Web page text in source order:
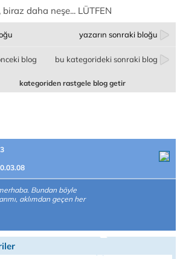
biraz daha neşe... LÜTFEN
yazarın sonraki bloğu
blog bu kategorideki sonraki blog
kategoriden rastgele blog getir
Bundan böyle
aklımdan geçen her